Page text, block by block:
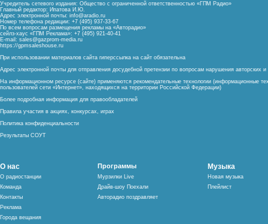
Учредитель сетевого издания: Общество с ограниченной ответственностью «ГПМ Радио»
Главный редактор: Ипатова И.Ю.
Адрес электронной почты: info@aradio.ru
Номер телефона редакции: +7 (495) 937-33-67
По всем вопросам размещения рекламы на «Авторадио»
сейлз-хаус «ГПМ Реклама»: +7 (495) 921-40-41
E-mail: sales@gazprom-media.ru
https://gpmsaleshouse.ru
При использовании материалов сайта гиперссылка на сайт обязательна
Адрес электронной почты для отправления досудебной претензии по вопросам нарушения авторских
На информационном ресурсе (сайте) применяются рекомендательные технологии (информационные
пользователей сети «Интернет», находящихся на территории Российской Федерации)
Более подробная информация для правообладателей
Правила участия в акциях, конкурсах, играх
Политика конфиденциальности
Результаты СОУТ
О нас
О радиостанции
Команда
Контакты
Реклама
Города вещания
Программы
Мурзилки Live
Драйв-шоу Поехали
Авторадио поздравляет
Музыка
Новая музыка
Плейлист